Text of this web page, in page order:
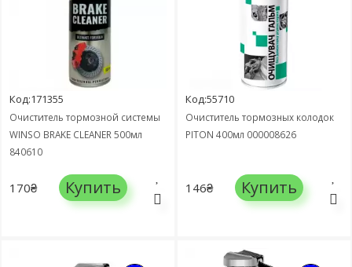
Код:171355
Очиститель тормозной системы
WINSO BRAKE CLEANER 500мл
840610
170₴ Купить
Код:55710
Очиститель тормозных колодок
PITON 400мл 000008626
146₴ Купить